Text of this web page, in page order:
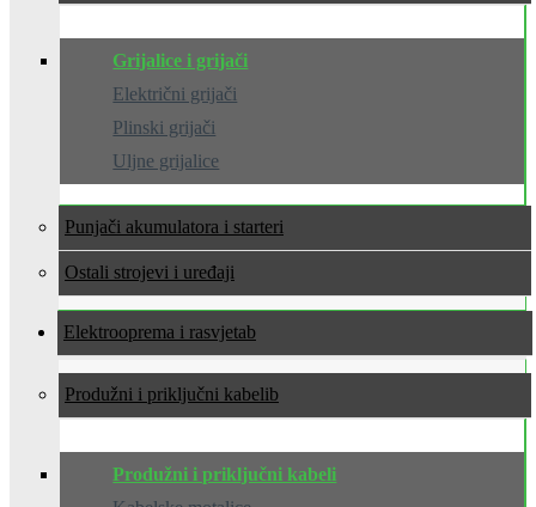
Grijalice i grijači
Električni grijači
Plinski grijači
Uljne grijalice
Punjači akumulatora i starteri
Ostali strojevi i uređaji
Elektrooprema i rasvjeta
Produžni i priključni kabeli
Produžni i priključni kabeli